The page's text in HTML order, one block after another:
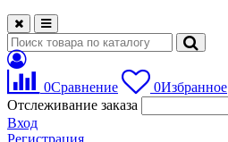
0Сравнение 0Избранное
Отслеживание заказа
Вход
Регистрация